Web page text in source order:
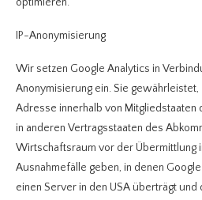
IP-Anonymisierung
Wir setzen Google Analytics in
Anonymisierung ein. Sie gewährleistet,
Adresse innerhalb von Mitgliedstaaten
in anderen Vertragsstaaten des
Wirtschaftsraum vor der Übermittlung
Ausnahmefälle geben, in denen
einen Server in den USA überträgt und